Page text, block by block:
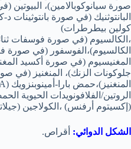
صورة سيانوكوبالامين)،
البانتوثنيك (في صورة
كولين بيطرطرات)
،الكالسيوم (في صورة فوسفات
الكالسيوم)،الفوسفور (في صورة
المغنيسيوم (في صورة أكسيد
جلوكونات الزنك)، المنغنيز (في
الروتين/الفلافونويدات الحيوية
(إكسيتوم أرفنس) ،الكولاجين
الشكل الدوائي: أقراص.